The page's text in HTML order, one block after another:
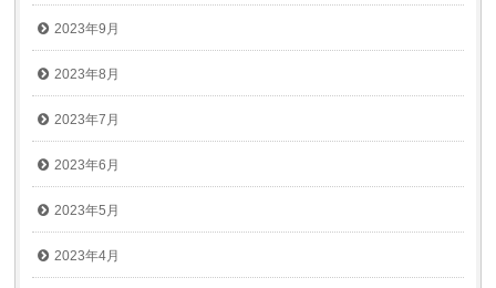
2023年9月
2023年8月
2023年7月
2023年6月
2023年5月
2023年4月